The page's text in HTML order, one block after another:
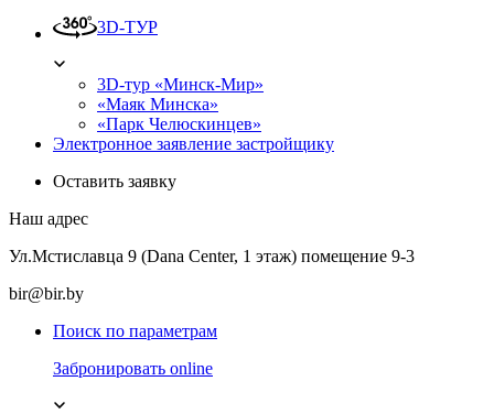
3D-ТУР
3D-тур «Минск-Мир»
«Маяк Минска»
«Парк Челюскинцев»
Электронное заявление застройщику
Оставить заявку
Наш адрес
Ул.Мстиславца 9 (Dana Center, 1 этаж) помещение 9-3
bir@bir.by
Поиск по параметрам
Забронировать online